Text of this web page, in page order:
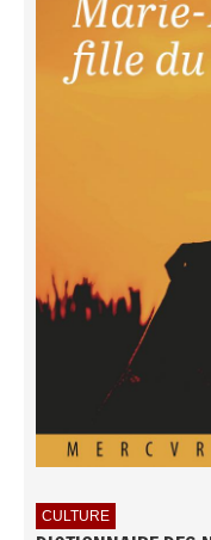
CULTURE